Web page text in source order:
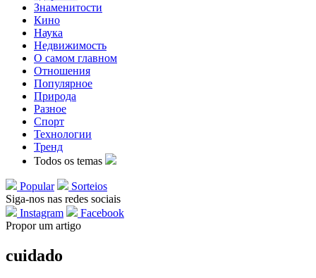
Знаменитости
Кино
Наука
Недвижимость
О самом главном
Отношения
Популярное
Природа
Разное
Спорт
Технологии
Тренд
Todos os temas
Popular
Sorteios
Siga-nos nas redes sociais
Instagram
Facebook
Propor um artigo
cuidado